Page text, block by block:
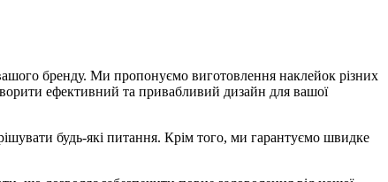
бренду. Ми пропонуємо виготовлення наклейок різних
ефективний та привабливий дизайн для вашої
будь-які питання. Крім того, ми гарантуємо швидке